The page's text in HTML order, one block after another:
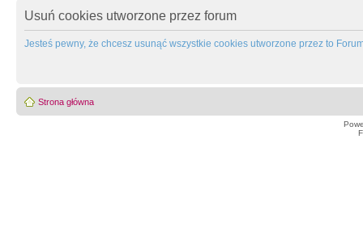
Usuń cookies utworzone przez forum
Jesteś pewny, że chcesz usunąć wszystkie cookies utworzone przez to
Strona główna